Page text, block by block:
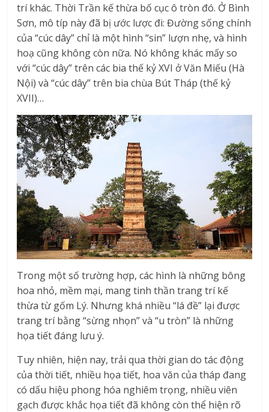
trí khác. Thời Trần kế thừa bố cục ô tròn đó. Ở Bình
Sơn, mô típ này đã bị ước lược đi: Đường sống chính
của “cúc dây” chỉ là một hình “sin” lượn nhẹ, và hình
hoạ cũng không còn nữa. Nó không khác mấy so
với “cúc dây” trên các bia thế kỷ XVI ở Văn Miếu (Hà
Nội) và “cúc dây” trên bia chùa Bút Tháp (thế kỷ
XVII)…
Trong một số trường hợp, các hình là những bông
hoa nhỏ, mềm mại, mang tinh thần trang trí kế
thừa từ gốm Lý. Nhưng khá nhiều “lá đề” lại được
trang trí bằng “sừng nhọn” và “u tròn” là những
họa tiết đáng lưu ý.
Tuy nhiên, hiện nay, trải qua thời gian do tác động
của thời tiết, nhiều họa tiết, hoa văn của tháp đang
có dấu hiệu phong hóa nghiêm trọng, nhiều viên
gạch được khắc họa tiết đã không còn thể hiện rõ